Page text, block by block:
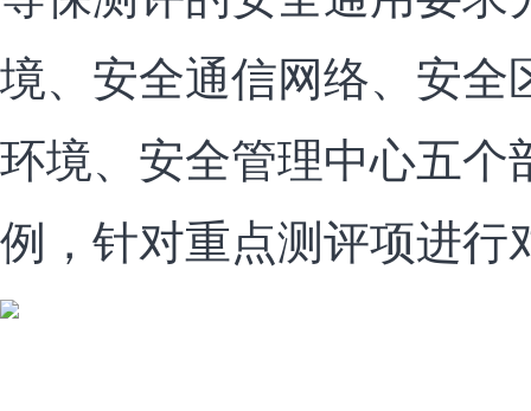
境、安全通信网络、安全
环境、安全管理中心五个
例，针对重点测评项进行